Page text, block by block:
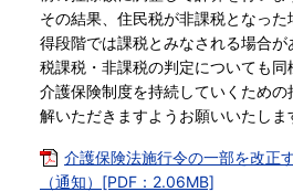
その結果、住民税が非課税となっ
得段階では課税とみなされる場合
税課税・非課税の判定についても同
介護保険制度を持続していくため
解いただきますようお願いいたしま
介護保険法施行令の一部を改正
（通知）[PDF：2.06MB]